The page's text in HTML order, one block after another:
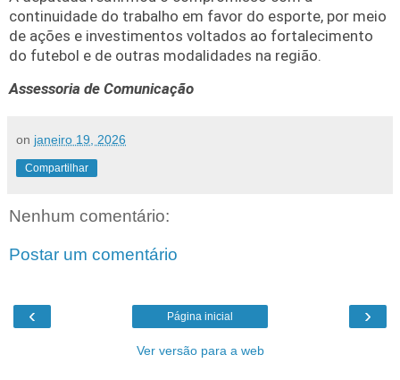
continuidade do trabalho em favor do esporte, por meio
de ações e investimentos voltados ao fortalecimento
do futebol e de outras modalidades na região.
Assessoria de Comunicação
on janeiro 19, 2026
Compartilhar
Nenhum comentário:
Postar um comentário
‹ ›
Página inicial
Ver versão para a web